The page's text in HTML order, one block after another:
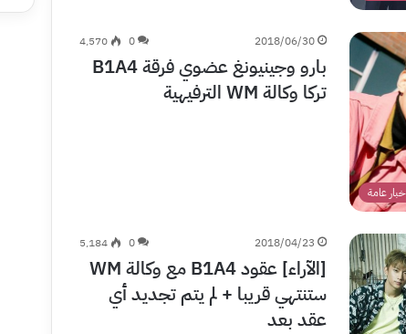
عامة
2018/06/30
0 4٬570
بارو وجينيونغ عضوي فرقة B1A4
تركا وكالة WM الترفيهية
2018/04/23
0 5٬184
[الآراء] عقود B1A4 مع وكالة WM
ستنتهي قريبا + لم يتم تجديد أي
عقد بعد